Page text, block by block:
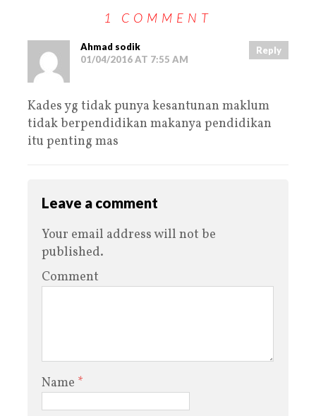
1 COMMENT
Ahmad sodik
01/04/2016 AT 7:55 AM
Reply
Kades yg tidak punya kesantunan maklum
tidak berpendidikan makanya pendidikan
itu penting mas
Leave a comment
Your email address will not be
published.
Comment
Name *